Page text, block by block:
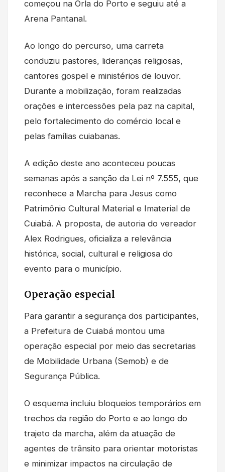
começou na Orla do Porto e seguiu até a
Arena Pantanal.
Ao longo do percurso, uma carreta
conduziu pastores, lideranças religiosas,
cantores gospel e ministérios de louvor.
Durante a mobilização, foram realizadas
orações e intercessões pela paz na capital,
pelo fortalecimento do comércio local e
pelas famílias cuiabanas.
A edição deste ano aconteceu poucas
semanas após a sanção da Lei nº 7.555, que
reconhece a Marcha para Jesus como
Patrimônio Cultural Material e Imaterial de
Cuiabá. A proposta, de autoria do vereador
Alex Rodrigues, oficializa a relevância
histórica, social, cultural e religiosa do
evento para o município.
Operação especial
Para garantir a segurança dos participantes,
a Prefeitura de Cuiabá montou uma
operação especial por meio das secretarias
de Mobilidade Urbana (Semob) e de
Segurança Pública.
O esquema incluiu bloqueios temporários em
trechos da região do Porto e ao longo do
trajeto da marcha, além da atuação de
agentes de trânsito para orientar motoristas
e minimizar impactos na circulação de